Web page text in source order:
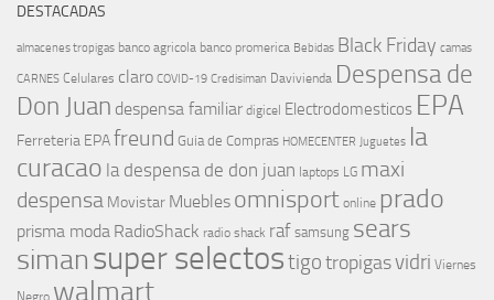
DESTACADAS
almacenes tropigas banco agricola banco promerica Bebidas Black Friday camas
CARNES Celulares claro COVID-19 Credisiman Davivienda Despensa de
Don Juan despensa familiar digicel Electrodomesticos EPA
Ferreteria EPAfreund Guia de Compras HOMECENTER Juguetes la
curacao la despensa de don juan laptops LG maxi
despensa Movistar Muebles omnisport online prado
prisma moda RadioShack radio shack raf samsung sears
simansuper selectostigotropigasvidri Viernes
Negro walmart